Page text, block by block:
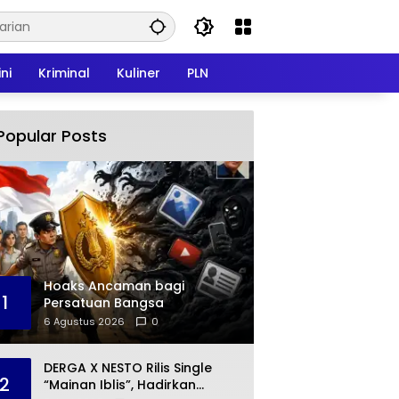
Kriminal Kuliner PLN
Posts
1
Hoaks Ancaman bagi
Persatuan Bangsa
6 Agustus 2026 0
2
DERGA X NESTO Rilis Single
“Mainan Iblis”, Hadirkan